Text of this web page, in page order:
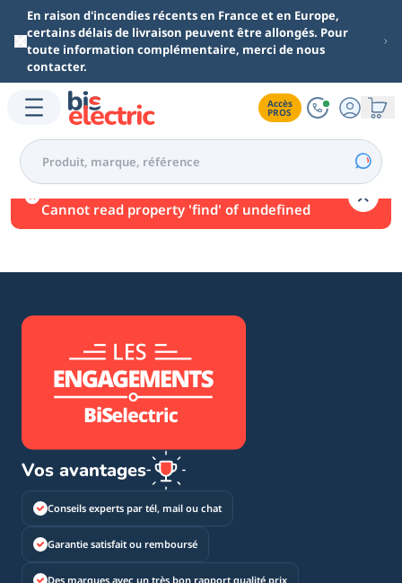
Aller au contenu principal
En raison d'incendies récents en France et en Europe,
certains délais de livraison peuvent être allongés. Pour
toute information complémentaire, merci de nous
contacter.
Accès
PROS
Une erreur est survenue.
Cannot read property 'find' of undefined
Vos avantages
Conseils experts par tél, mail ou chat
Garantie satisfait ou remboursé
Des marques avec un très bon rapport qualité prix